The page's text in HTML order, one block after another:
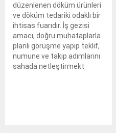
düzenlenen döküm ürünleri
ve döküm tedariki odaklı bir
ihtisas fuarıdır. İş gezisi
amacı; doğru muhataplarla
planlı görüşme yapıp teklif,
numune ve takip adımlarını
sahada netleştirmekt